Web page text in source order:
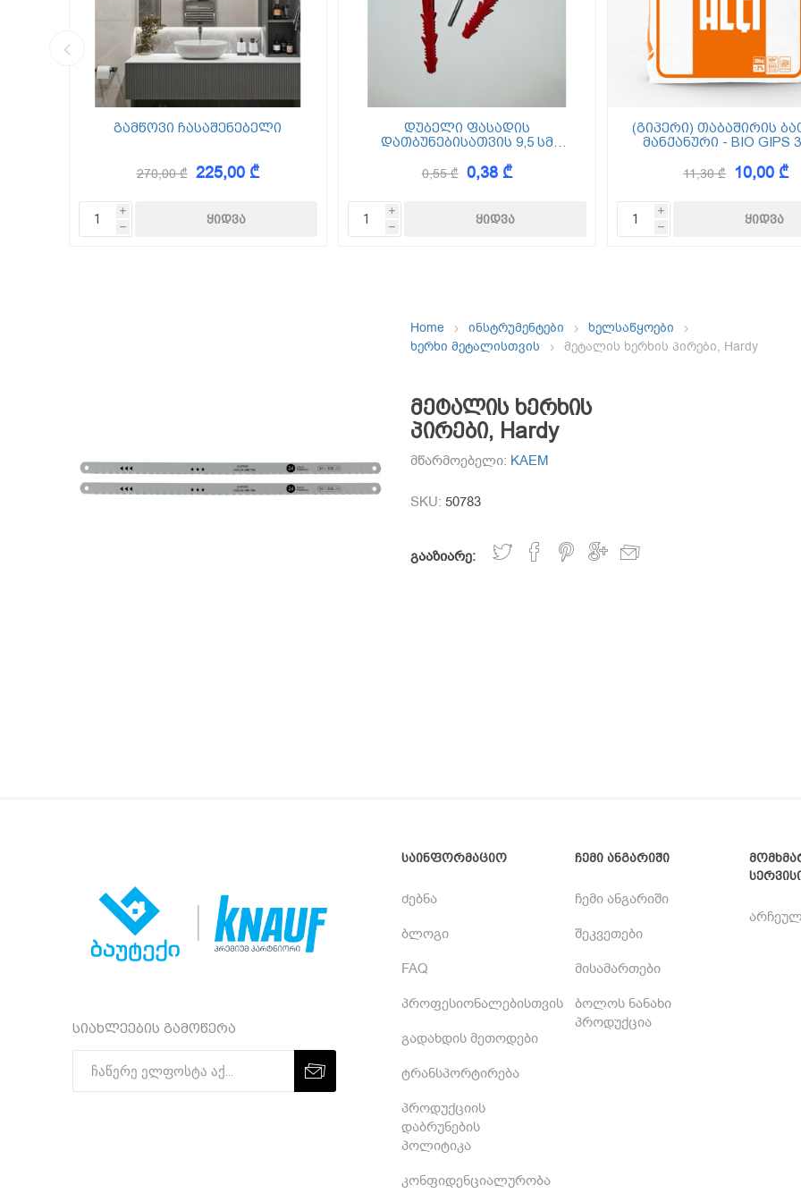
კედლის შემოსვები
KAEM Dekor
გამწოვი ჩასაშენებელი
270,00 ₾ 225,00 ₾
i
h
დუბელი ფასადის
დათბუნებისათვის 9,5 სმ
0,55 ₾ 0,38 ₾
i
h
(გიპერი) თაბაშირის
მანქანური - BIO GIPS
11,30 ₾ 10,00 ₾
i
h
Home ინსტრუმენტები
ხელსაწყოები
ხერხი მეტალისთვის
მეტალის ხერხის პირები, Hardy
მეტალის ხერხის
პირები, Hardy
მწარმოებელი: KAEM
SKU: 50783
გააზიარე:
სიახლეების გამოწერა
საინფორმაციო
ძებნა
ბლოგი
FAQ
პროფესიონალებისთვის
გადახდის მეთოდები
ტრანსპორტირება
პროდუქციის
დაბრუნების
პოლიტიკა
კონფიდენციალურობა
ჩემი ანგარიში
ჩემი ანგარიში
შეკვეთები
მისამართები
ბოლოს ნანახი
პროდუქცია